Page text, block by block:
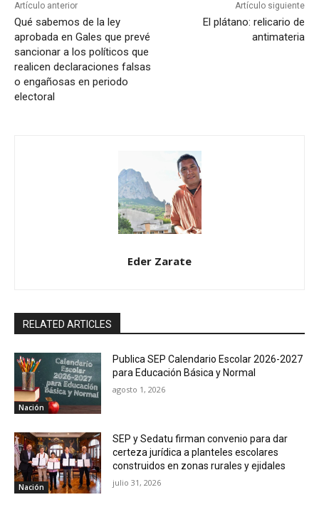
Artículo anterior
Qué sabemos de la ley
aprobada en Gales que prevé
sancionar a los políticos que
realicen declaraciones falsas
o engañosas en periodo
electoral
Artículo siguiente
El plátano: relicario de
antimateria
Eder Zarate
RELATED ARTICLES
Nación
Publica SEP Calendario Escolar 2026-2027
para Educación Básica y Normal
agosto 1, 2026
Nación
SEP y Sedatu firman convenio para dar
certeza jurídica a planteles escolares
construidos en zonas rurales y ejidales
julio 31, 2026